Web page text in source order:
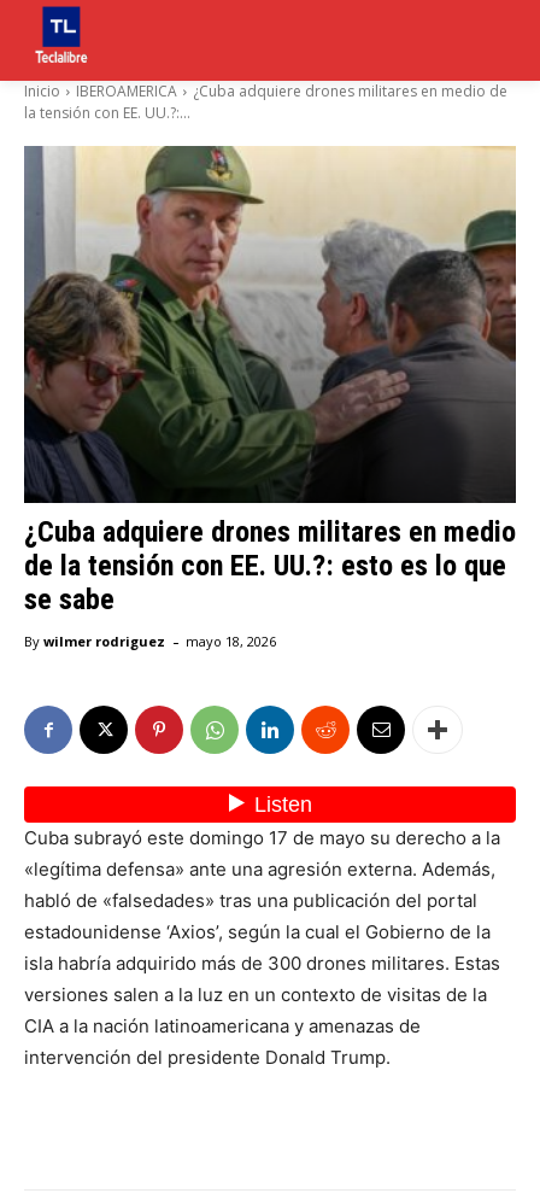
Inicio IBEROAMERICA
¿Cuba adquiere drones militares en medio de
la tensión con EE. UU.?:...
¿Cuba adquiere drones militares en medio
de la tensión con EE. UU.?: esto es lo que
se sabe
By wilmer rodriguez - mayo 18, 2026
Cuba subrayó este domingo 17 de mayo su derecho a la
«legítima defensa» ante una agresión externa. Además,
habló de «falsedades» tras una publicación del portal
estadounidense ‘Axios’, según la cual el Gobierno de la
isla habría adquirido más de 300 drones militares. Estas
versiones salen a la luz en un contexto de visitas de la
CIA a la nación latinoamericana y amenazas de
intervención del presidente Donald Trump.